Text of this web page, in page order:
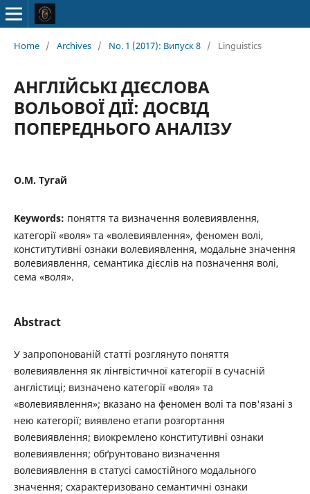
Home / Archives / No. 1 (2017): Випуск 8 / Linguistics
АНГЛІЙСЬКІ ДІЄСЛОВА
ВОЛЬОВОЇ ДІЇ: ДОСВІД
ПОПЕРЕДНЬОГО АНАЛІЗУ
О.М. Тугай
Keywords: поняття та визначення волевиявлення,
категорії «воля» та «волевиявлення», феномен волі,
конститутивні ознаки волевиявлення, модальне значення
волевиявлення, семантика дієслів на позначення волі,
сема «воля».
Abstract
У запропонованій статті розглянуто поняття
волевиявлення як лінгвістичної категорії в сучасній
англістиці; визначено категорії «воля» та
«волевиявлення»; вказано на феномен волі та пов'язані з
нею категорії; виявлено етапи розгортання
волевиявлення; виокремлено конститутивні ознаки
волевиявлення; обґрунтовано визначення
волевиявлення в статусі самостійного модального
значення; схарактеризовано семантичні ознаки